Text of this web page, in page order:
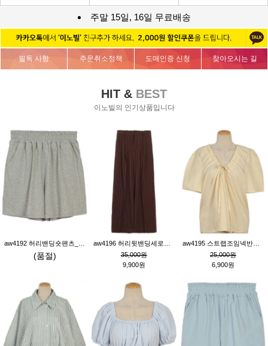
주말 15일, 16일 무료배송
필독 사항 주문취소정책 도매인증 신청 찾아오시는 길
HIT & BEST
이노빌의 인기상품입니다
(품절)
35,000원
9,900원
25,000원
6,900원